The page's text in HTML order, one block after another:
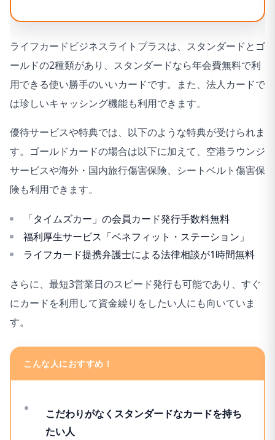
ライフカードビジネスライトプラスは、スタンダードとゴ
ールドの2種類があり、スタンダードなら年会費無料で利
用できる使い勝手のいいカードです。また、法人カードで
は珍しいキャッシング機能も利用できます。
優待サービスや特典では、以下のような特典が受けられま
す。ゴールドカードの場合は以下に加えて、空港ラウンジ
サービスや海外・国内旅行傷害保険、シートベルト傷害保
険も利用できます。
「タイムズカー」の会員カード発行手数料無料
福利厚生サービス「ベネフィット・ステーション」
ライフカード提携弁護士による法律相談が1時間無料
さらに、最短3営業日のスピード発行も可能であり、すぐ
にカードを利用して資金繰りをしたい人にも向いていま
す。
こんな人におすすめ！
こだわりがなくスタンダードなカードを持ち
たい人